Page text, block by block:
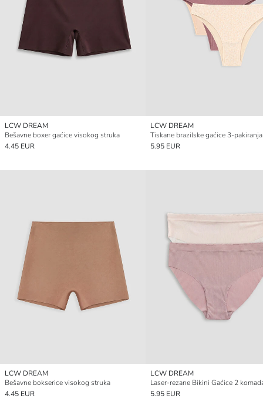
LCW DREAM
Bešavne boxer gaćice visokog struka
4.45 EUR
LCW DREAM
Tiskane brazilske gaćice 3-pakiranja
5.95 EUR
LCW DREAM
Bešavne bokserice visokog struka
4.45 EUR
LCW DREAM
Laser-rezane Bikini Gaćice 2
5.95 EUR